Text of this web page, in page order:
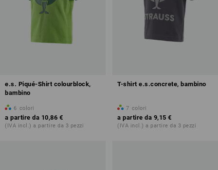
e.s. Piqué-Shirt colourblock,
bambino
6 colori
a partire da 10,86 €
(IVA incl.) a partire da 3 pezzi
T-shirt e.s.concrete, bambino
7 colori
a partire da 9,15 €
(IVA incl.) a partire da 3 pezzi